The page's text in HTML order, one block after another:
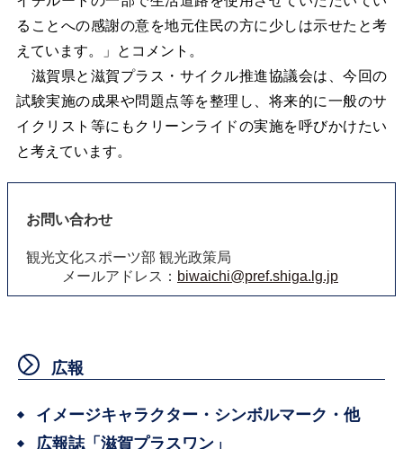
ることへの感謝の意を地元住民の方に少しは示せたと考
えています。」とコメント。
滋賀県と滋賀プラス・サイクル推進協議会は、今回の
試験実施の成果や問題点等を整理し、将来的に一般のサ
イクリスト等にもクリーンライドの実施を呼びかけたい
と考えています。
お問い合わせ
観光文化スポーツ部 観光政策局
メールアドレス： biwaichi@pref.shiga.lg.jp
広報
イメージキャラクター・シンボルマーク・他
広報誌「滋賀プラスワン」